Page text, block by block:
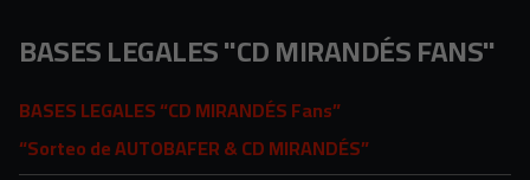
BASES LEGALES "CD MIRANDÉS FANS"
BASES LEGALES “CD MIRANDÉS Fans”
“Sorteo de AUTOBAFER & CD MIRANDÉS”